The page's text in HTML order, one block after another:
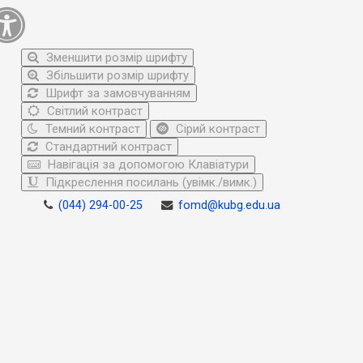
Зменшити розмір шрифту
Збільшити розмір шрифту
Шрифт за замовчуванням
Світлий контраст
Темний контраст
Сірий контраст
Стандартний контраст
Навігація за допомогою Клавіатури
Підкреслення посилань (увімк./вимк.)
(044) 294-00-25 fomd@kubg.edu.ua